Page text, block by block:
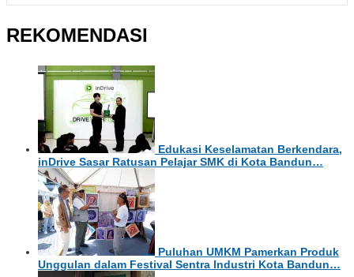
REKOMENDASI
Edukasi Keselamatan Berkendara,
inDrive Sasar Ratusan Pelajar SMK di Kota Bandun…
Puluhan UMKM Pamerkan Produk
Unggulan dalam Festival Sentra Industri Kota Bandun…